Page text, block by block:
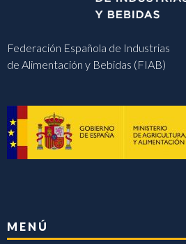
Federación Española de Industrias
de Alimentación y Bebidas (FIAB)
MENÚ